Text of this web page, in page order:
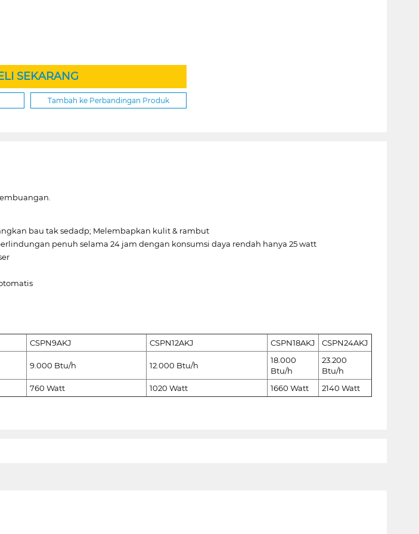
SEKARANG
Tambah ke Perbandingan Produk
bau tak sedadp; Melembapkan kulit & rambut
penuh selama 24 jam dengan konsumsi daya rendah hanya 25 watt
CSPN9AKJ CSPN12AKJ CSPN18AKJ CSPN24AKJ
9.000 Btu/h 12.000 Btu/h
18.000
Btu/h
23.200
Btu/h
760 Watt 1020 Watt 1660 Watt 2140 Watt